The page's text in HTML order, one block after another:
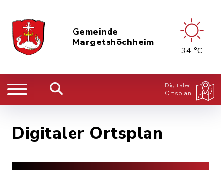
Gemeinde
Margetshöchheim
34 °C
Digitaler
Ortsplan
Digitaler Ortsplan